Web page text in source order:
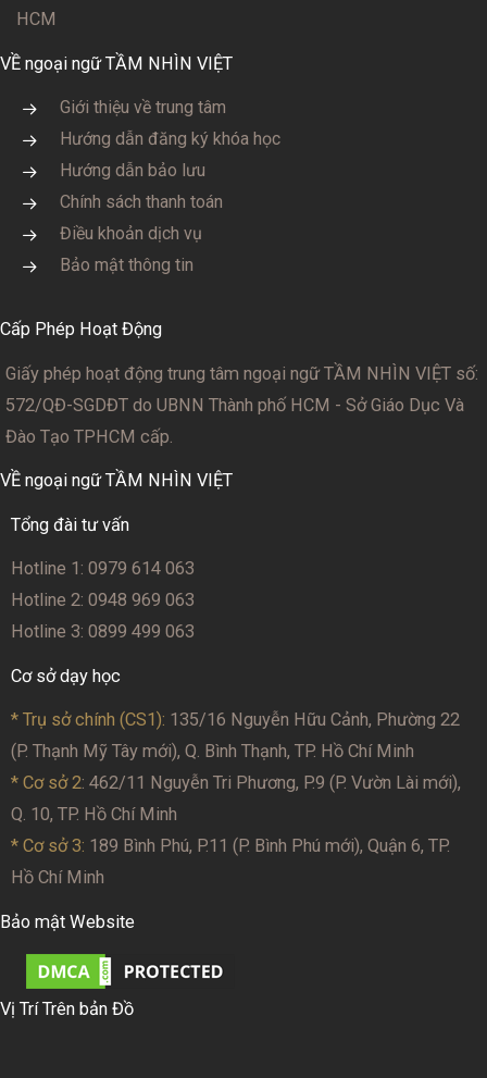
HCM
VỀ ngoại ngữ TẦM NHÌN VIỆT
Giới thiệu về trung tâm
Hướng dẫn đăng ký khóa học
Hướng dẫn bảo lưu
Chính sách thanh toán
Điều khoản dịch vụ
Bảo mật thông tin
Cấp Phép Hoạt Động
Giấy phép hoạt động trung tâm ngoại ngữ TẦM NHÌN VIỆT số:
572/QĐ-SGDĐT do UBNN Thành phố HCM - Sở Giáo Dục Và
Đào Tạo TPHCM cấp.
VỀ ngoại ngữ TẦM NHÌN VIỆT
Tổng đài tư vấn
Hotline 1: 0979 614 063
Hotline 2: 0948 969 063
Hotline 3: 0899 499 063
Cơ sở dạy học
* Trụ sở chính (CS1): 135/16 Nguyễn Hữu Cảnh, Phường 22
(P. Thạnh Mỹ Tây mới), Q. Bình Thạnh, TP. Hồ Chí Minh
* Cơ sở 2: 462/11 Nguyễn Tri Phương, P.9 (P. Vườn Lài mới),
Q. 10, TP. Hồ Chí Minh
* Cơ sở 3: 189 Bình Phú, P.11 (P. Bình Phú mới), Quận 6, TP.
Hồ Chí Minh
Bảo mật Website
Vị Trí Trên bản Đồ